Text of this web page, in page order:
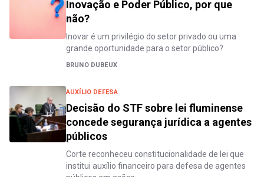
Inovação e Poder Público, por que
não?
Inovar é um privilégio do setor privado ou uma
grande oportunidade para o setor público?
BRUNO DUBEUX
AUXÍLIO DEFESA
Decisão do STF sobre lei fluminense
concede segurança jurídica a agentes
públicos
Corte reconheceu constitucionalidade de lei que
institui auxílio financeiro para defesa de agentes